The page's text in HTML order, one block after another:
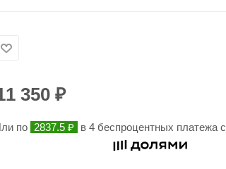
350₽
по 2837.5 ₽ в 4 беспроцентных платежа с